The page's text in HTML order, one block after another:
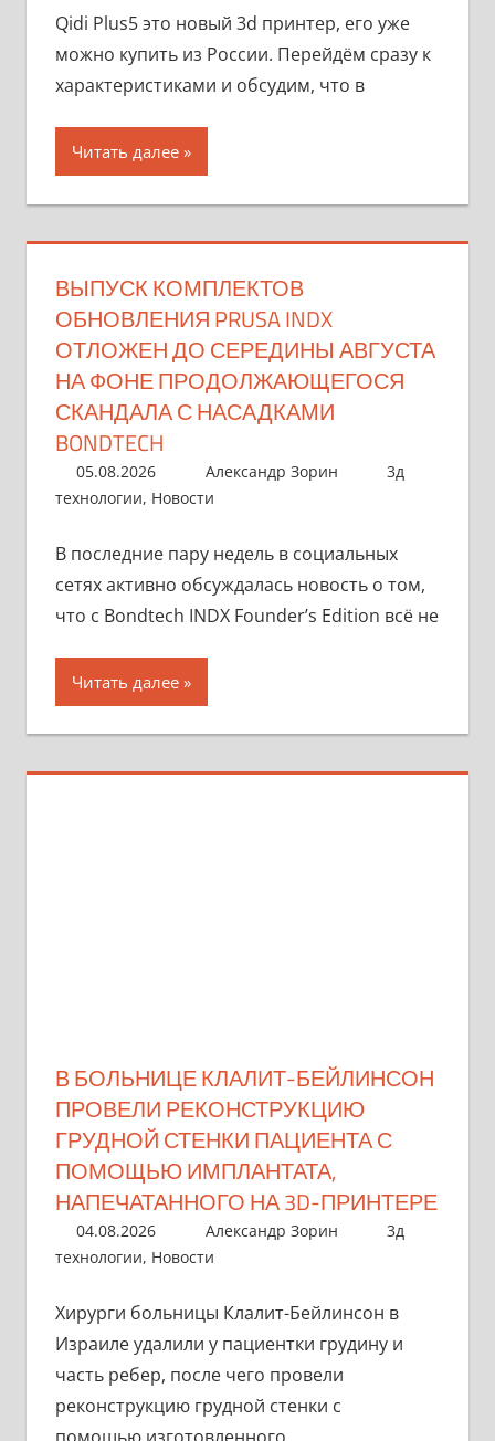
Qidi Plus5 это новый 3d принтер, его уже
можно купить из России. Перейдём сразу к
характеристиками и обсудим, что в
Читать далее
ВЫПУСК КОМПЛЕКТОВ
ОБНОВЛЕНИЯ PRUSA INDX
ОТЛОЖЕН ДО СЕРЕДИНЫ АВГУСТА
НА ФОНЕ ПРОДОЛЖАЮЩЕГОСЯ
СКАНДАЛА С НАСАДКАМИ
BONDTECH
05.08.2026 Александр Зорин
3д
технологии, Новости
В последние пару недель в социальных
сетях активно обсуждалась новость о том,
что с Bondtech INDX Founder’s Edition всё не
Читать далее
В БОЛЬНИЦЕ КЛАЛИТ-БЕЙЛИНСОН
ПРОВЕЛИ РЕКОНСТРУКЦИЮ
ГРУДНОЙ СТЕНКИ ПАЦИЕНТА С
ПОМОЩЬЮ ИМПЛАНТАТА,
НАПЕЧАТАННОГО НА 3D-ПРИНТЕРЕ
04.08.2026 Александр Зорин
3д
технологии, Новости
Хирурги больницы Клалит-Бейлинсон в
Израиле удалили у пациентки грудину и
часть ребер, после чего провели
реконструкцию грудной стенки с